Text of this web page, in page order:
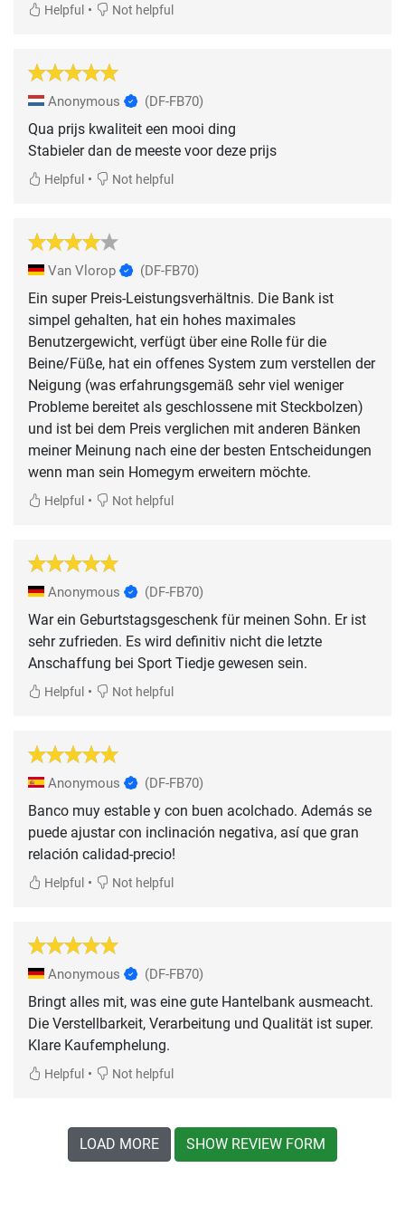
Helpful • Not helpful
Anonymous (DF-FB70)
Qua prijs kwaliteit een mooi ding
Stabieler dan de meeste voor deze prijs
Helpful • Not helpful
Van Vlorop (DF-FB70)
Ein super Preis-Leistungsverhältnis. Die Bank ist
simpel gehalten, hat ein hohes maximales
Benutzergewicht, verfügt über eine Rolle für die
Beine/Füße, hat ein offenes System zum verstellen der
Neigung (was erfahrungsgemäß sehr viel weniger
Probleme bereitet als geschlossene mit Steckbolzen)
und ist bei dem Preis verglichen mit anderen Bänken
meiner Meinung nach eine der besten Entscheidungen
wenn man sein Homegym erweitern möchte.
Helpful • Not helpful
Anonymous (DF-FB70)
War ein Geburtstagsgeschenk für meinen Sohn. Er ist
sehr zufrieden. Es wird definitiv nicht die letzte
Anschaffung bei Sport Tiedje gewesen sein.
Helpful • Not helpful
Anonymous (DF-FB70)
Banco muy estable y con buen acolchado. Además se
puede ajustar con inclinación negativa, así que gran
relación calidad-precio!
Helpful • Not helpful
Anonymous (DF-FB70)
Bringt alles mit, was eine gute Hantelbank ausmeacht.
Die Verstellbarkeit, Verarbeitung und Qualität ist super.
Klare Kaufemphelung.
Helpful • Not helpful
LOAD MORE SHOW REVIEW FORM